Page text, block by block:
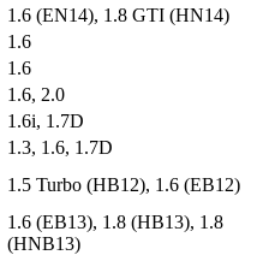
1.6 (EN14), 1.8 GTI (HN14)
1.6
1.6
1.6, 2.0
1.6i, 1.7D
1.3, 1.6, 1.7D
1.5 Turbo (HB12), 1.6 (EB12)
1.6 (EB13), 1.8 (HB13), 1.8
(HNB13)